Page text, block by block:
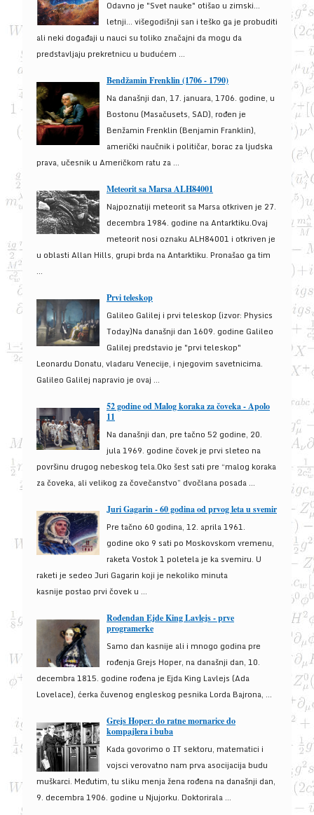
Odavno je "Svet nauke" otišao u zimski...
letnji... višegodišnji san i teško ga je probuditi
ali neki događaji u nauci su toliko značajni da mogu da
predstavljaju prekretnicu u budućem ...
Bendžamin Frenklin (1706 - 1790)
Na današnji dan, 17. januara, 1706. godine, u
Bostonu (Masačusets, SAD), rođen je
Benžamin Frenklin (Benjamin Franklin),
američki naučnik i političar, borac za ljudska
prava, učesnik u Američkom ratu za ...
Meteorit sa Marsa ALH84001
Najpoznatiji meteorit sa Marsa otkriven je 27.
decembra 1984. godine na Antarktiku.Ovaj
meteorit nosi oznaku ALH84001 i otkriven je
u oblasti Allan Hills, grupi brda na Antarktiku. Pronašao ga tim
...
Prvi teleskop
Galileo Galilej i prvi teleskop (izvor: Physics
Today)Na današnji dan 1609. godine Galileo
Galilej predstavio je "prvi teleskop"
Leonardu Donatu, vladaru Venecije, i njegovim savetnicima.
Galileo Galilej napravio je ovaj ...
52 godine od Malog koraka za čoveka - Apolo
11
Na današnji dan, pre tačno 52 godine, 20.
jula 1969. godine čovek je prvi sleteo na
površinu drugog nebeskog tela.Oko šest sati pre “malog koraka
za čoveka, ali velikog za čovečanstvo” dvočlana posada ...
Juri Gagarin - 60 godina od prvog leta u svemir
Pre tačno 60 godina, 12. aprila 1961.
godine oko 9 sati po Moskovskom vremenu,
raketa Vostok 1 poletela je ka svemiru. U
raketi je sedeo Juri Gagarin koji je nekoliko minuta
kasnije postao prvi čovek u ...
Rođendan Ejde King Lavlejs - prve
programerke
Samo dan kasnije ali i mnogo godina pre
rođenja Grejs Hoper, na današnji dan, 10.
decembra 1815. godine rođena je Ejda King Lavlejs (Ada
Lovelace), ćerka čuvenog engleskog pesnika Lorda Bajrona, ...
Grejs Hoper: do ratne mornarice do
kompajlera i buba
Kada govorimo o IT sektoru, matematici i
vojsci verovatno nam prva asocijacija budu
muškarci. Međutim, tu sliku menja žena rođena na današnji dan,
9. decembra 1906. godine u Njujorku. Doktorirala ...